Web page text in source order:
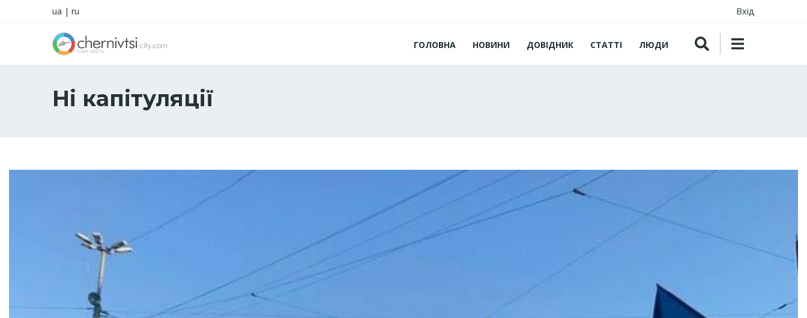
ua | ru Вхід
ГОЛОВНА НОВИНИ ДОВІДНИК СТАТТІ ЛЮДИ
Ні капітуляції